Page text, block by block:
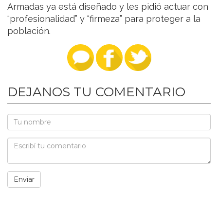
Armadas ya está diseñado y les pidió actuar con
“profesionalidad” y “firmeza” para proteger a la
población.
DEJANOS TU COMENTARIO